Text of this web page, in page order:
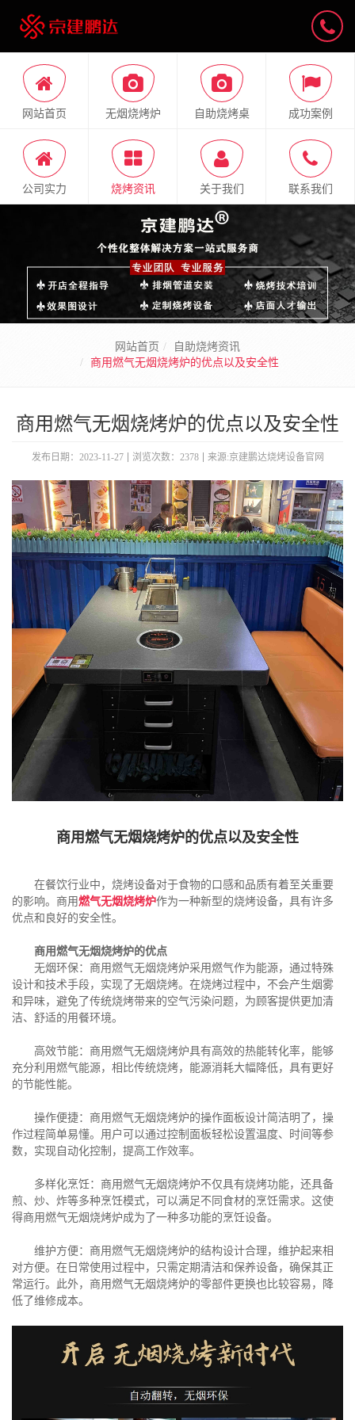
网站首页 无烟烧烤炉 自助烧烤桌 成功案例
公司实力 烧烤资讯 关于我们 联系我们
网站首页
自助烧烤资讯
商用燃气无烟烧烤炉的优点以及安全性
商用燃气无烟烧烤炉的优点以及安全性
发布日期：2023-11-27 浏览次数：2378 来源:京建鹏达烧烤设备官网
商用燃气无烟烧烤炉的优点以及安全性
在餐饮行业中，烧烤设备对于食物的口感和品质有着至关重要
的影响。商用燃气无烟烧烤炉作为一种新型的烧烤设备，具有许多
优点和良好的安全性。
商用燃气无烟烧烤炉的优点
无烟环保：商用燃气无烟烧烤炉采用燃气作为能源，通过特殊
设计和技术手段，实现了无烟烧烤。在烧烤过程中，不会产生烟雾
和异味，避免了传统烧烤带来的空气污染问题，为顾客提供更加清
洁、舒适的用餐环境。
高效节能：商用燃气无烟烧烤炉具有高效的热能转化率，能够
充分利用燃气能源，相比传统烧烤，能源消耗大幅降低，具有更好
的节能性能。
操作便捷：商用燃气无烟烧烤炉的操作面板设计简洁明了，操
作过程简单易懂。用户可以通过控制面板轻松设置温度、时间等参
数，实现自动化控制，提高工作效率。
多样化烹饪：商用燃气无烟烧烤炉不仅具有烧烤功能，还具备
煎、炒、炸等多种烹饪模式，可以满足不同食材的烹饪需求。这使
得商用燃气无烟烧烤炉成为了一种多功能的烹饪设备。
维护方便：商用燃气无烟烧烤炉的结构设计合理，维护起来相
对方便。在日常使用过程中，只需定期清洁和保养设备，确保其正
常运行。此外，商用燃气无烟烧烤炉的零部件更换也比较容易，降
低了维修成本。